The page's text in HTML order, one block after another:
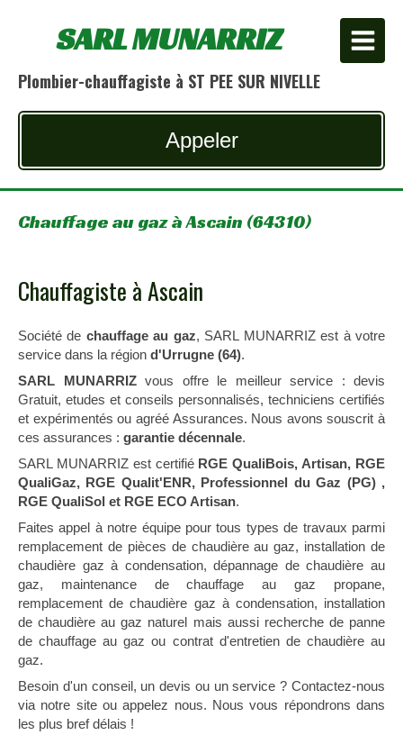
SARL MUNARRIZ
Plombier-chauffagiste à ST PEE SUR NIVELLE
Appeler
Chauffage au gaz à Ascain (64310)
Chauffagiste à Ascain
Société de chauffage au gaz, SARL MUNARRIZ est à votre
service dans la région d'Urrugne (64).
SARL MUNARRIZvous offre le meilleur service : devis
Gratuit, etudes et conseils personnalisés, techniciens certifiés
et expérimentés ou agréé Assurances. Nous avons souscrit à
ces assurances : garantie décennale.
SARL MUNARRIZ est certifié RGE QualiBois, Artisan, RGE
QualiGaz, RGE Qualit'ENR, Professionnel du Gaz (PG) ,
RGE QualiSol et RGE ECO Artisan.
Faites appel à notre équipe pour tous types de travaux parmi
remplacement de pièces de chaudière au gaz, installation de
chaudière gaz à condensation, dépannage de chaudière au
gaz, maintenance de chauffage au gaz propane,
remplacement de chaudière gaz à condensation, installation
de chaudière au gaz naturel mais aussi recherche de panne
de chauffage au gaz ou contrat d'entretien de chaudière au
gaz.
Besoin d'un conseil, un devis ou un service ? Contactez-nous
via notre site ou appelez nous. Nous vous répondrons dans
les plus bref délais !